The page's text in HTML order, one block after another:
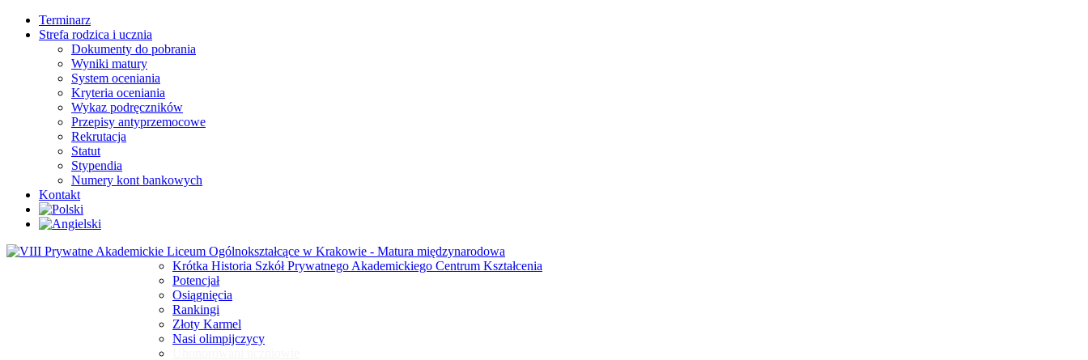
Terminarz
Strefa rodzica i ucznia
Dokumenty do pobrania
Wyniki matury
System oceniania
Kryteria oceniania
Wykaz podręczników
Przepisy antyprzemocowe
Rekrutacja
Statut
Stypendia
Numery kont bankowych
Kontakt
Szkoła
Krótka Historia Szkół Prywatnego Akademickiego Centrum Kształcenia
Potencjał
Osiągnięcia
Rankingi
Złoty Karmel
Nasi olimpijczycy